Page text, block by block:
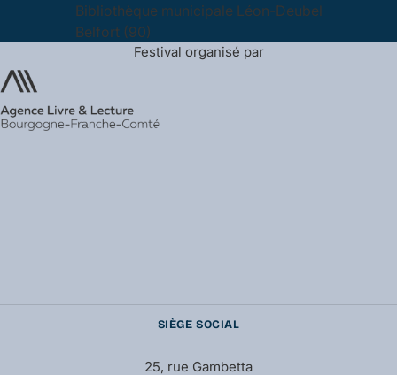
Bibliothèque municipale Léon-Deubel
Belfort (90)
Festival organisé par
SIÈGE SOCIAL
25, rue Gambetta